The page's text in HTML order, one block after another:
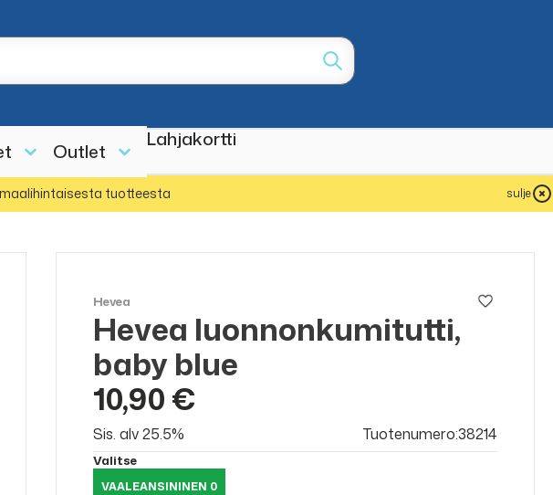
Outlet
Lahjakortti
tuotteesta sulje
Hevea
Hevea luonnonkumitutti,
baby blue
10,90 €
Sis. alv 25.5% Tuotenumero:38214
Valitse
VAALEANSININEN 0